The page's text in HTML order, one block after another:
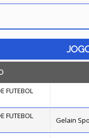
FUTEBOL
FUTEBOL
Gelain